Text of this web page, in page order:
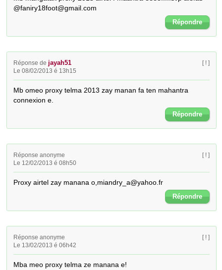
@faniry18foot@gmail.com
Répondre
Réponse de jayah51
Le 08/02/2013 é 13h15
[ ! ]
Mb omeo proxy telma 2013 zay manan fa ten mahantra
connexion e.
Répondre
Réponse anonyme
Le 12/02/2013 é 08h50
[ ! ]
Proxy airtel zay manana o,miandry_a@yahoo.fr
Répondre
Réponse anonyme
Le 13/02/2013 é 06h42
[ ! ]
Mba meo proxy telma ze manana e!